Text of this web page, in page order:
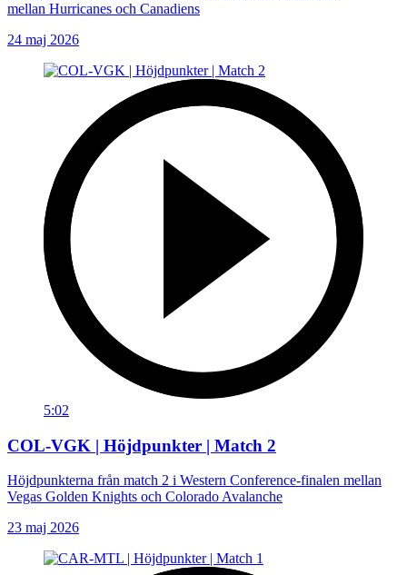
mellan Hurricanes och Canadiens
24 maj 2026
5:02
COL-VGK | Höjdpunkter | Match 2
Höjdpunkterna från match 2 i Western Conference-finalen mellan
Vegas Golden Knights och Colorado Avalanche
23 maj 2026